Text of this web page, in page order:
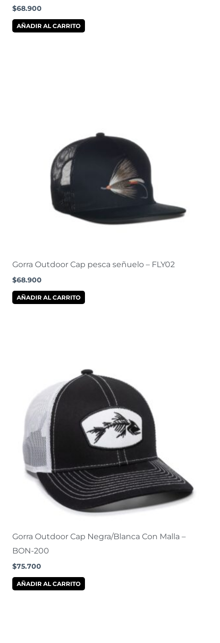
$68.900
AÑADIR AL CARRITO
Gorra Outdoor Cap pesca señuelo – FLY02
$68.900
AÑADIR AL CARRITO
Gorra Outdoor Cap Negra/Blanca Con Malla –
BON-200
$75.700
AÑADIR AL CARRITO